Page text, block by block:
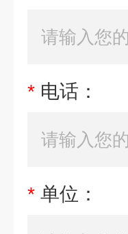
* 电话：
* 单位：